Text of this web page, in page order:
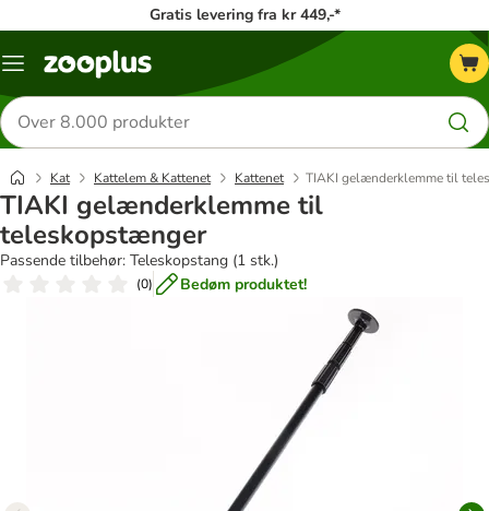
Gratis levering fra kr 449,-*
Menu
Søg
efter
produkter
Kat Kattelem & Kattenet Kattenet TIAKI gelænderklemme til
TIAKI gelænderklemme til
teleskopstænger
Passende tilbehør: Teleskopstang (1 stk.)
(0) Bedøm produktet!